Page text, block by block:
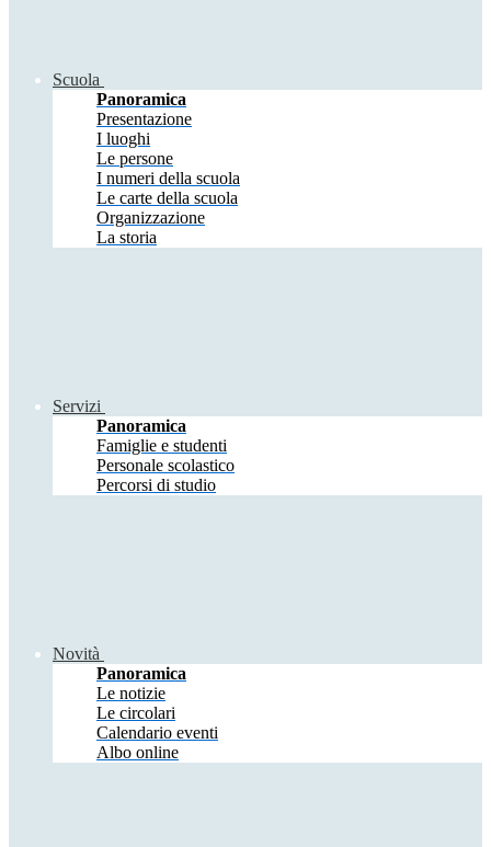
Scuola
Panoramica
Presentazione
I luoghi
Le persone
I numeri della scuola
Le carte della scuola
Organizzazione
La storia
Servizi
Panoramica
Famiglie e studenti
Personale scolastico
Percorsi di studio
Novità
Panoramica
Le notizie
Le circolari
Calendario eventi
Albo online